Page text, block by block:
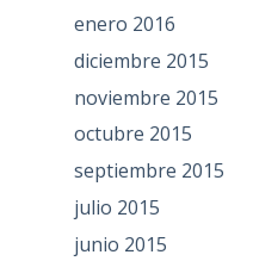
enero 2016
diciembre 2015
noviembre 2015
octubre 2015
septiembre 2015
julio 2015
junio 2015